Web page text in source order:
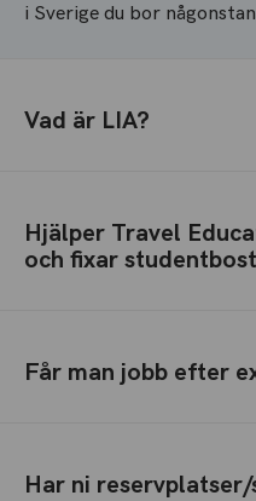
i Sverige du bor
Vad är LIA?
Hjälper Travel
och fixar
Får man jobb efter
Har ni reservplatser/